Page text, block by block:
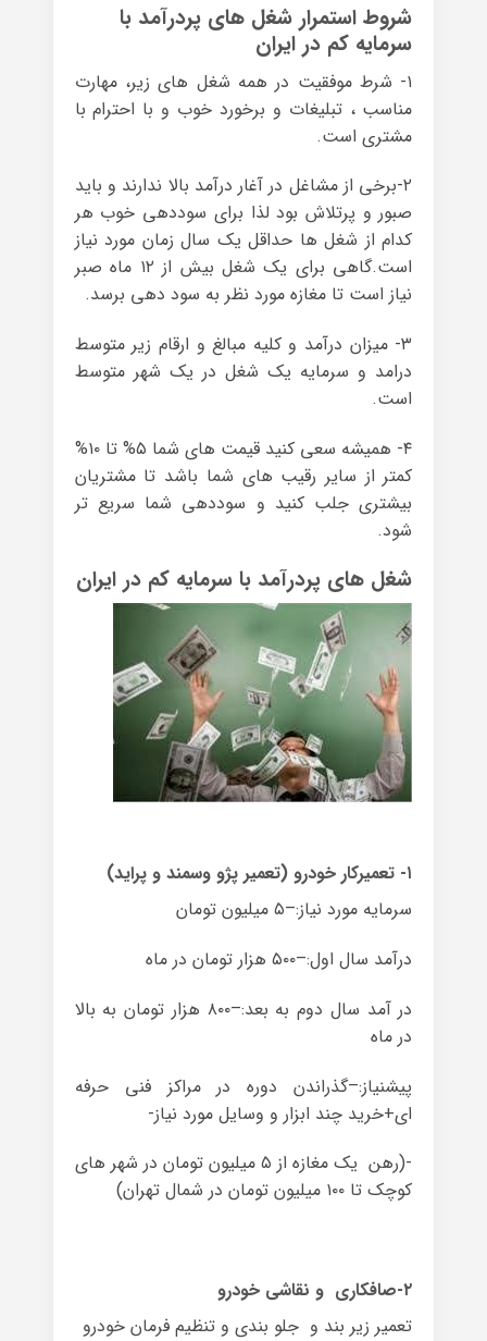
شروط استمرار شغل های پردرآمد با
سرمایه کم در ایران
۱- شرط موفقیت در همه شغل های زیر، مهارت
مناسب ، تبلیغات و برخورد خوب و با احترام با
مشتری است.
۲-برخی از مشاغل در آغار درآمد بالا ندارند و باید
صبور و پرتلاش بود لذا برای سوددهی خوب هر
کدام از شغل ها حداقل یک سال زمان مورد نیاز
است.گاهی برای یک شغل بیش از ۱۲ ماه صبر
نیاز است تا مغازه مورد نظر به سود دهی برسد.
۳- میزان درآمد و کلیه مبالغ و ارقام زیر متوسط
درامد و سرمایه یک شغل در یک شهر متوسط
است.
۴- همیشه سعی کنید قیمت های شما ۵% تا ۱۰%
کمتر از سایر رقیب های شما باشد تا مشتریان
بیشتری جلب کنید و سوددهی شما سریع تر
شود.
شغل های پردرآمد با سرمایه کم در ایران
۱- تعمیرکار خودرو (تعمیر پژو وسمند و پراید)
سرمایه مورد نیاز:–۵ میلیون تومان
درآمد سال اول:–۵۰۰ هزار تومان در ماه
در آمد سال دوم به بعد:–۸۰۰ هزار تومان به بالا
در ماه
پیشنیاز:–گذراندن دوره در مراکز فنی حرفه
ای+خرید چند ابزار و وسایل مورد نیاز-
-(رهن یک مغازه از ۵ میلیون تومان در شهر های
کوچک تا ۱۰۰ میلیون تومان در شمال تهران)
۲-صافکاری و نقاشی خودرو
تعمیر زیر بند و جلو بندی و تنظیم فرمان خودرو